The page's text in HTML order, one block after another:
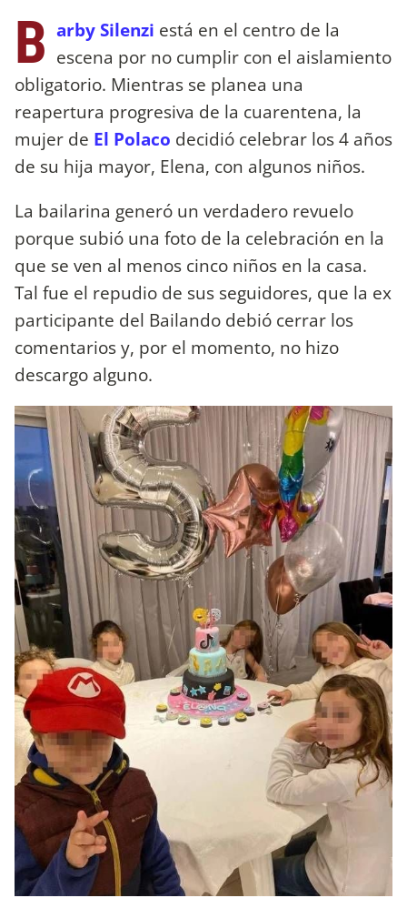
B arby Silenzi está en el centro de la
escena por no cumplir con el aislamiento
obligatorio. Mientras se planea una
reapertura progresiva de la cuarentena, la
mujer de El Polaco decidió celebrar los 4 años
de su hija mayor, Elena, con algunos niños.
La bailarina generó un verdadero revuelo
porque subió una foto de la celebración en la
que se ven al menos cinco niños en la casa.
Tal fue el repudio de sus seguidores, que la ex
participante del Bailando debió cerrar los
comentarios y, por el momento, no hizo
descargo alguno.